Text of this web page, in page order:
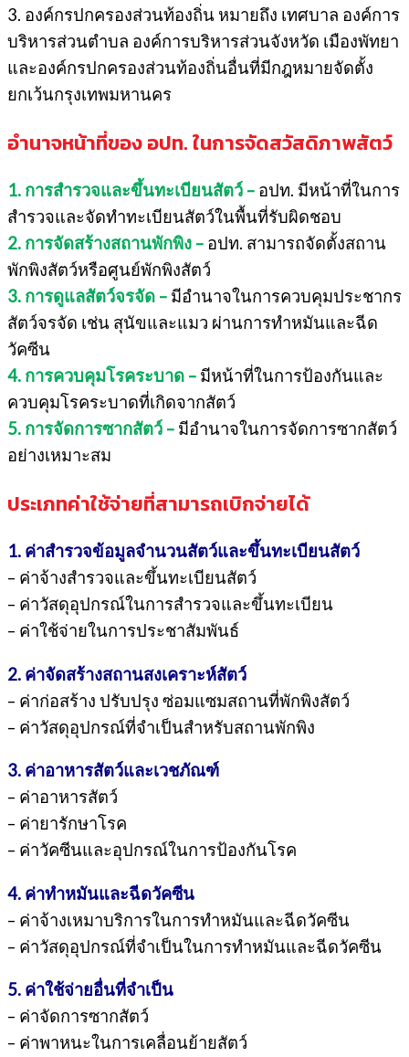
3. องค์กรปกครองส่วนท้องถิ่น หมายถึง เทศบาล องค์การ
บริหารส่วนตำบล องค์การบริหารส่วนจังหวัด เมืองพัทยา
และองค์กรปกครองส่วนท้องถิ่นอื่นที่มีกฎหมายจัดตั้ง
ยกเว้นกรุงเทพมหานคร
อำนาจหน้าที่ของ อปท. ในการจัดสวัสดิภาพสัตว์
1. การสำรวจและขึ้นทะเบียนสัตว์ – อปท. มีหน้าที่ในการ
สำรวจและจัดทำทะเบียนสัตว์ในพื้นที่รับผิดชอบ
2. การจัดสร้างสถานพักพิง – อปท. สามารถจัดตั้งสถาน
พักพิงสัตว์หรือศูนย์พักพิงสัตว์
3. การดูแลสัตว์จรจัด – มีอำนาจในการควบคุมประชากร
สัตว์จรจัด เช่น สุนัขและแมว ผ่านการทำหมันและฉีด
วัคซีน
4. การควบคุมโรคระบาด – มีหน้าที่ในการป้องกันและ
ควบคุมโรคระบาดที่เกิดจากสัตว์
5. การจัดการซากสัตว์ – มีอำนาจในการจัดการซากสัตว์
อย่างเหมาะสม
ประเภทค่าใช้จ่ายที่สามารถเบิกจ่ายได้
1. ค่าสำรวจข้อมูลจำนวนสัตว์และขึ้นทะเบียนสัตว์
– ค่าจ้างสำรวจและขึ้นทะเบียนสัตว์
– ค่าวัสดุอุปกรณ์ในการสำรวจและขึ้นทะเบียน
– ค่าใช้จ่ายในการประชาสัมพันธ์
2. ค่าจัดสร้างสถานสงเคราะห์สัตว์
– ค่าก่อสร้าง ปรับปรุง ซ่อมแซมสถานที่พักพิงสัตว์
– ค่าวัสดุอุปกรณ์ที่จำเป็นสำหรับสถานพักพิง
3. ค่าอาหารสัตว์และเวชภัณฑ์
– ค่าอาหารสัตว์
– ค่ายารักษาโรค
– ค่าวัคซีนและอุปกรณ์ในการป้องกันโรค
4. ค่าทำหมันและฉีดวัคซีน
– ค่าจ้างเหมาบริการในการทำหมันและฉีดวัคซีน
– ค่าวัสดุอุปกรณ์ที่จำเป็นในการทำหมันและฉีดวัคซีน
5. ค่าใช้จ่ายอื่นที่จำเป็น
– ค่าจัดการซากสัตว์
– ค่าพาหนะในการเคลื่อนย้ายสัตว์